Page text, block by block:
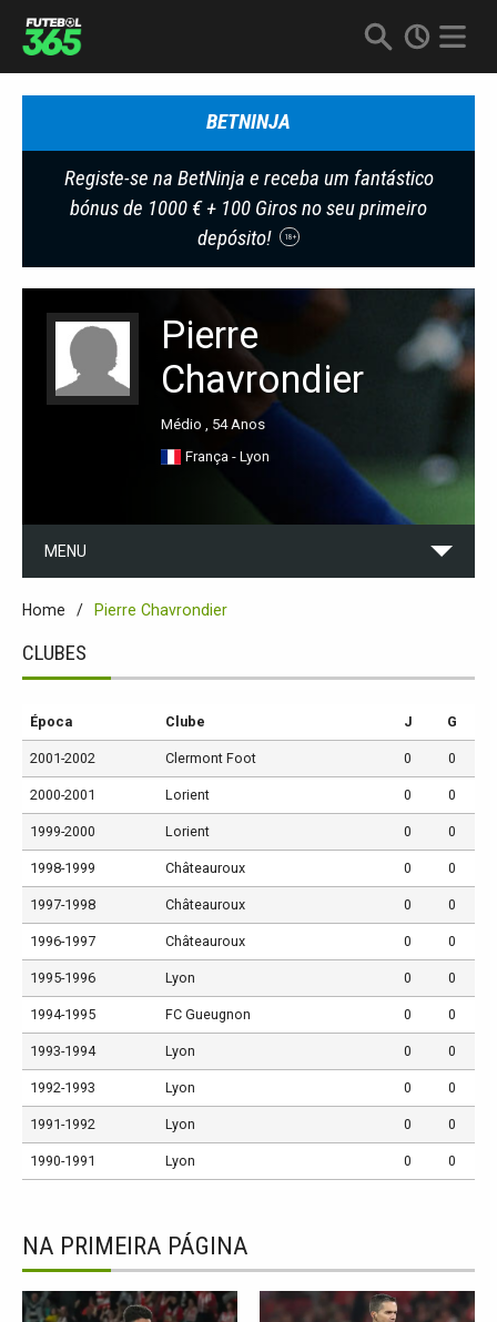
BETNINJA
Registe-se na BetNinja e receba um fantástico
bónus de 1000 € + 100 Giros no seu primeiro
depósito!
18+
Pierre
Chavrondier
Médio , 54 Anos
França - Lyon
MENU
Home Pierre Chavrondier
CLUBES
Época Clube J G
2001-2002 Clermont Foot 0 0
2000-2001 Lorient 0 0
1999-2000 Lorient 0 0
1998-1999 Châteauroux 0 0
1997-1998 Châteauroux 0 0
1996-1997 Châteauroux 0 0
1995-1996 Lyon 0 0
1994-1995 FC Gueugnon 0 0
1993-1994 Lyon 0 0
1992-1993 Lyon 0 0
1991-1992 Lyon 0 0
1990-1991 Lyon 0 0
NA PRIMEIRA PÁGINA